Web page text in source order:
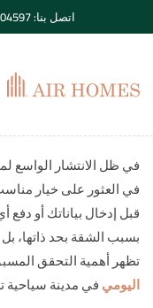
اتصل بنا: 00905055304597
في ظل الانتشار الواسع
في العثور على خيار
قبل إدخال بياناتك أو دفع
بسبب الشقة بحد ذاتها،
تظهر أهمية التحقق
اليوميفي مدينة سياحية